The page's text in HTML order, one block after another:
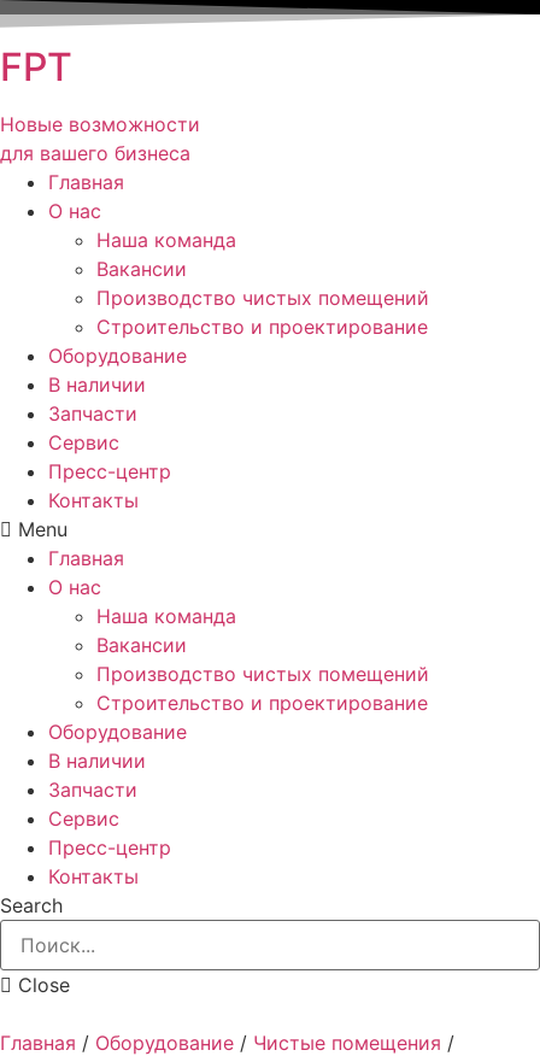
FPT
Новые возможности
для вашего бизнеса
Главная
О нас
Наша команда
Вакансии
Производство чистых помещений
Строительство и проектирование
Оборудование
В наличии
Запчасти
Сервис
Пресс-центр
Контакты
Menu
Главная
О нас
Наша команда
Вакансии
Производство чистых помещений
Строительство и проектирование
Оборудование
В наличии
Запчасти
Сервис
Пресс-центр
Контакты
Search
Close
Главная / Оборудование / Чистые помещения /